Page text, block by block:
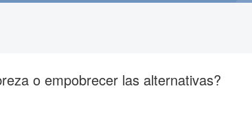
o empobrecer las alternativas?